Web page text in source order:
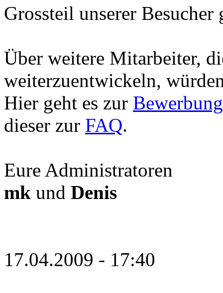
Grossteil unserer
Über weitere Mitarbeiter,
weiterzuentwickeln,
Hier geht es zur Bewerbung
dieser zur FAQ.
Eure Administratoren
mk und Denis
17.04.2009 - 17:40